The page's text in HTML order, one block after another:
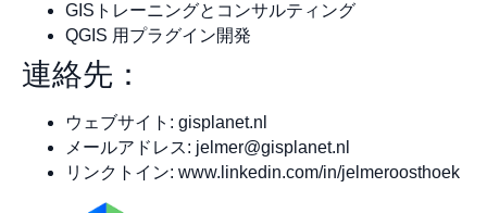
GISトレーニングとコンサルティング
QGIS 用プラグイン開発
連絡先：
ウェブサイト: gisplanet.nl
メールアドレス: jelmer@gisplanet.nl
リンクトイン: www.linkedin.com/in/jelmeroosthoek